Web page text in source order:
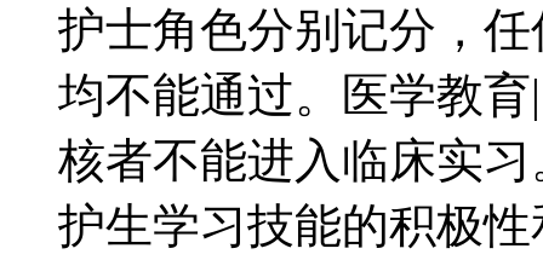
护士角色分别记分，
均不能通过。医学教
核者不能进入临床实
护生学习技能的积极